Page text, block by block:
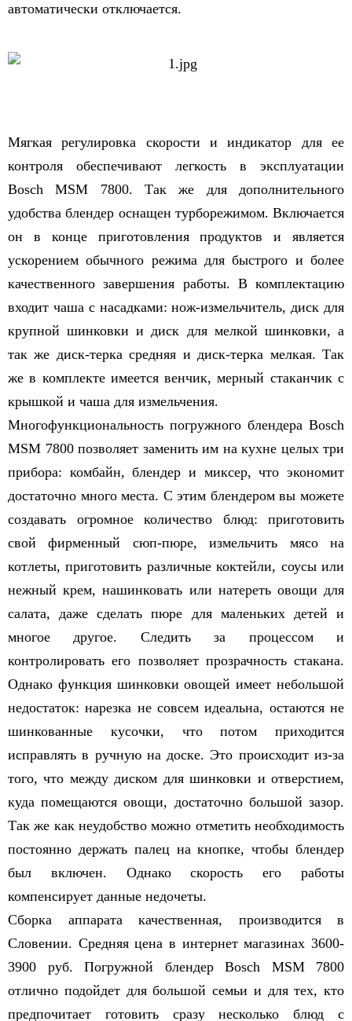
автоматически отключается.
Мягкая регулировка скорости и индикатор для ее
контроля обеспечивают легкость в эксплуатации
Bosсh MSM 7800. Так же для дополнительного
удобства блендер оснащен турборежимом. Включается
он в конце приготовления продуктов и является
ускорением обычного режима для быстрого и более
качественного завершения работы. В комплектацию
входит чаша с насадками: нож-измельчитель, диск для
крупной шинковки и диск для мелкой шинковки, а
так же диск-терка средняя и диск-терка мелкая. Так
же в комплекте имеется венчик, мерный стаканчик с
крышкой и чаша для измельчения.
Многофункциональность погружного блендера Bosсh
MSM 7800 позволяет заменить им на кухне целых три
прибора: комбайн, блендер и миксер, что экономит
достаточно много места. С этим блендером вы можете
создавать огромное количество блюд: приготовить
свой фирменный сюп-пюре, измельчить мясо на
котлеты, приготовить различные коктейли, соусы или
нежный крем, нашинковать или натереть овощи для
салата, даже сделать пюре для маленьких детей и
многое другое. Следить за процессом и
контролировать его позволяет прозрачность стакана.
Однако функция шинковки овощей имеет небольшой
недостаток: нарезка не совсем идеальна, остаются не
шинкованные кусочки, что потом приходится
исправлять в ручную на доске. Это происходит из-за
того, что между диском для шинковки и отверстием,
куда помещаются овощи, достаточно большой зазор.
Так же как неудобство можно отметить необходимость
постоянно держать палец на кнопке, чтобы блендер
был включен. Однако скорость его работы
компенсирует данные недочеты.
Сборка аппарата качественная, производится в
Словении. Средняя цена в интернет магазинах 3600-
3900 руб. Погружной блендер Bosсh MSM 7800
отлично подойдет для большой семьи и для тех, кто
предпочитает готовить сразу несколько блюд с